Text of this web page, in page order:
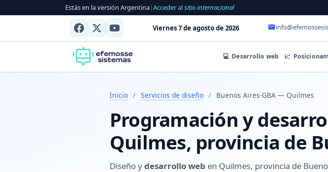
Estás en la versión Argentina|Acceder alsitio internacional
Viernes 7 de agosto de 2026
💻 Desarrollo web 📈
Inicio / Servicios de diseño / Buenos Aires-GBA — Quilmes
Programación y
Quilmes, provincia de
Diseño ydesarrollo web en Quilmes, provincia de